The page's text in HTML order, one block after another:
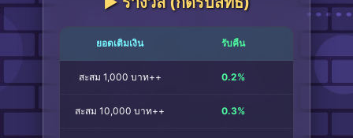
ยอดเติมเงิน รับคืน
สะสม 1,000 บาท++ 0.2%
สะสม 10,000 บาท++ 0.3%